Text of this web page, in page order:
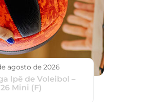
agosto de 2026
Ipê de Voleibol –
Mini (F)